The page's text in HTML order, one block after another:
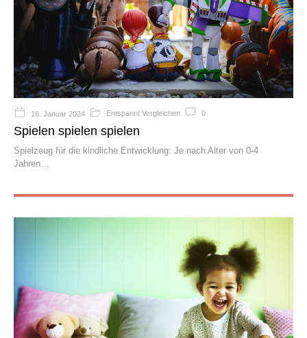
18. Januar 2024 Entspannt Vergleichen 0
Spielen spielen spielen
Spielzeug für die kindliche Entwicklung: Je nach Alter von 0-4
Jahren